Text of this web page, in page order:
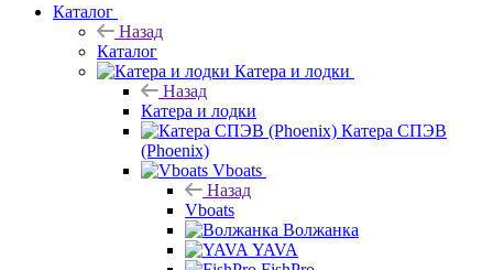
Каталог
Назад
Каталог
Катера и лодки
Назад
Катера и лодки
Катера СПЭВ
(Phoenix)
Vboats
Назад
Vboats
Волжанка
YAVA